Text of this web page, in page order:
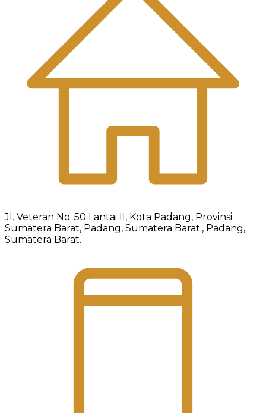
Jl. Veteran No. 50 Lantai II, Kota Padang, Provinsi
Sumatera Barat, Padang, Sumatera Barat., Padang,
Sumatera Barat.